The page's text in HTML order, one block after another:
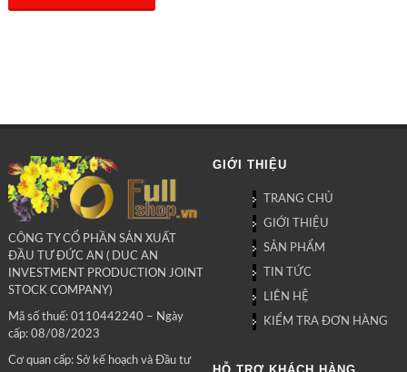
CÔNG TY CỔ PHẦN SẢN XUẤT
ĐẦU TƯ ĐỨC AN ( DUC AN
INVESTMENT PRODUCTION JOINT
STOCK COMPANY)
Mã số thuế: 0110442240 – Ngày
cấp: 08/08/2023
Cơ quan cấp: Sở kế hoạch và Đầu tư
GIỚI THIỆU
TRANG CHỦ
GIỚI THIỆU
SẢN PHẨM
TIN TỨC
LIÊN HỆ
KIỂM TRA ĐƠN HÀNG